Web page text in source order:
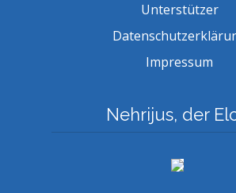
Unterstützer
Impressum
Nehrijus, der